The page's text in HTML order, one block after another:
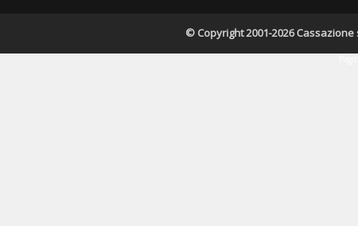
© Copyright 2001-2026 Cassazione